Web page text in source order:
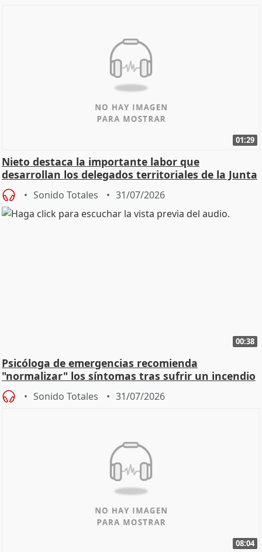
01:29
Nieto destaca la importante labor que
desarrollan los delegados territoriales de la Junta
Sonido Totales 31/07/2026
00:38
Psicóloga de emergencias recomienda
"normalizar" los síntomas tras sufrir un incendio
Sonido Totales 31/07/2026
08:04